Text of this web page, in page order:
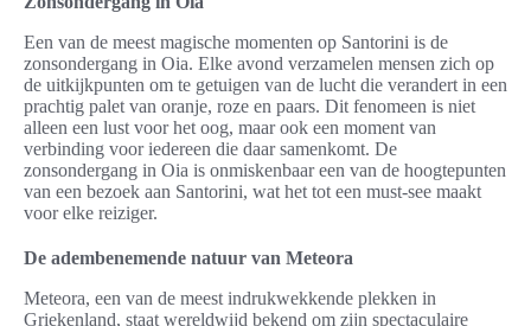
Een van de meest magische momenten op Santorini is de
zonsondergang in Oia. Elke avond verzamelen mensen zich op
de uitkijkpunten om te getuigen van de lucht die verandert in een
prachtig palet van oranje, roze en paars. Dit fenomeen is niet
alleen een lust voor het oog, maar ook een moment van
verbinding voor iedereen die daar samenkomt. De
zonsondergang in Oia is onmiskenbaar een van de hoogtepunten
van een bezoek aan Santorini, wat het tot een must-see maakt
voor elke reiziger.
De adembenemende natuur van Meteora
Meteora, een van de meest indrukwekkende plekken in
Griekenland, staat wereldwijd bekend om zijn spectaculaire